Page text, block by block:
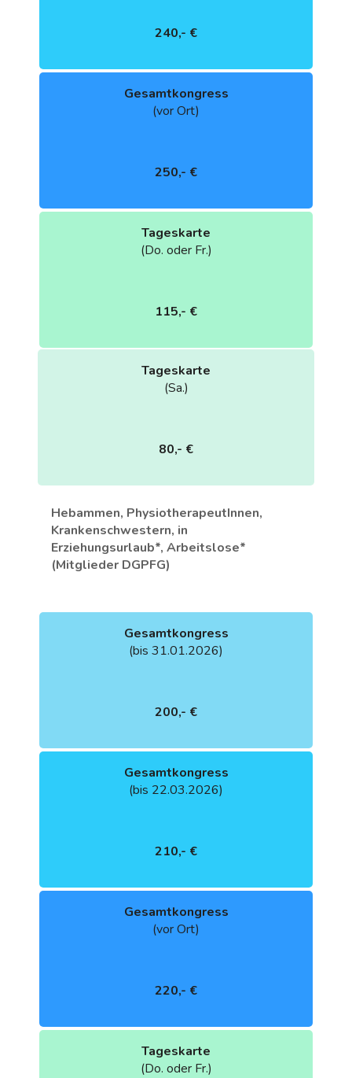
240,- €
Gesamtkongress
(vor Ort)
250,- €
Tageskarte
(Do. oder Fr.)
115,- €
Tageskarte
(Sa.)
80,- €
Hebammen, PhysiotherapeutInnen,
Krankenschwestern, in
Erziehungsurlaub*, Arbeitslose*
(Mitglieder DGPFG)
Gesamtkongress
(bis 31.01.2026)
200,- €
Gesamtkongress
(bis 22.03.2026)
210,- €
Gesamtkongress
(vor Ort)
220,- €
Tageskarte
(Do. oder Fr.)